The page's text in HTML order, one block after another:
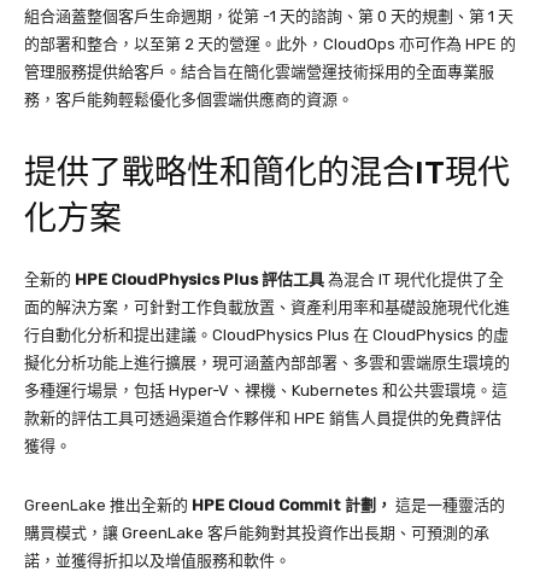
組合涵蓋整個客戶生命週期，從第 -1 天的諮詢、第 0 天的規劃、第 1 天
的部署和整合，以至第 2 天的營運。此外，CloudOps 亦可作為 HPE 的
管理服務提供給客戶。結合旨在簡化雲端營運技術採用的全面專業服
務，客戶能夠輕鬆優化多個雲端供應商的資源。
提供了戰略性和簡化的混合IT現代
化方案
全新的 HPE CloudPhysics Plus評估工具 為混合 IT 現代化提供了全
面的解決方案，可針對工作負載放置、資產利用率和基礎設施現代化進
行自動化分析和提出建議。CloudPhysics Plus 在 CloudPhysics 的虛
擬化分析功能上進行擴展，現可涵蓋內部部署、多雲和雲端原生環境的
多種運行場景，包括 Hyper-V、裸機、Kubernetes 和公共雲環境。這
款新的評估工具可透過渠道合作夥伴和 HPE 銷售人員提供的免費評估
獲得。
GreenLake 推出全新的 HPE Cloud Commit 計劃， 這是一種靈活的
購買模式，讓 GreenLake 客戶能夠對其投資作出長期、可預測的承
諾，並獲得折扣以及增值服務和軟件。